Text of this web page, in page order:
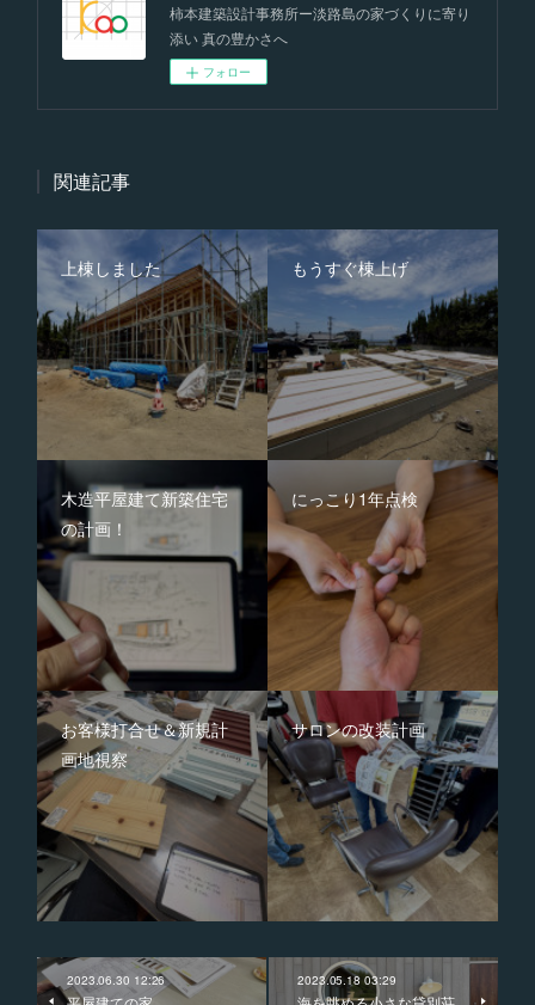
柿本建築設計事務所ー淡路島の家づくりに寄り
添い 真の豊かさへ
フォロー
関連記事
上棟しました もうすぐ棟上げ
木造平屋建て新築住宅
の計画！
にっこり1年点検
お客様打合せ＆新規計
画地視察
サロンの改装計画
2023.06.30 12:26 2023.05.18 03:29